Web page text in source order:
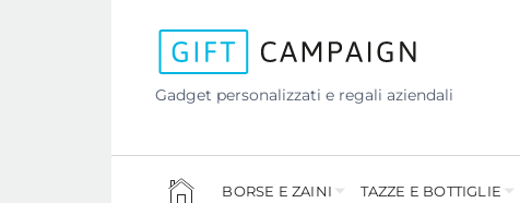
Gadget personalizzati e regali aziendali
BORSE E ZAINI TAZZE E BOTTIGLIE